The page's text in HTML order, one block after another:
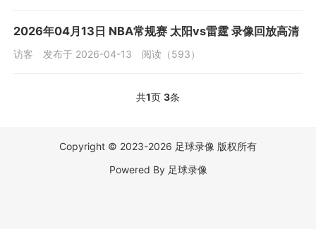
2026年04月13日 NBA常规赛 太阳vs雷霆 录像回放高清
访客 发布于 2026-04-13 阅读（593）
共1页 3条
Copyright © 2023-2026 足球录像 版权所有
Powered By 足球录像